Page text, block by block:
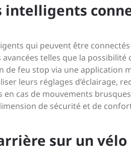
qui peuvent être
telles que la possibilité
feu stop via une application
leurs réglages d’éclairage,
cas de mouvements
de sécurité et de
sur un vélo